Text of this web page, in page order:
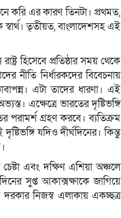
করি এর কারণ তিনটা। প্রথমত,
তৃতীয়ত, বাংলাদেশসহ এই
হিসেবে প্রতিষ্ঠার সময় থেকে
নীতি নির্ধারকদের বিবেচনায়
এটা তাদের ধারণা। এই
এক্ষেত্রে ভারতের দৃষ্টিভঙ্গি
পরামর্শ গ্রহণ করবে। ব্যতিক্রম
যদিও দীর্ঘদিনের। কিন্তু
চেষ্টা এবং দক্ষিণ এশিয়া অঞ্চলে
সুপ্ত আকাক্সক্ষাকে জাগিয়ে
দরকার নিজস্ব এলাকায় একচ্ছত্র